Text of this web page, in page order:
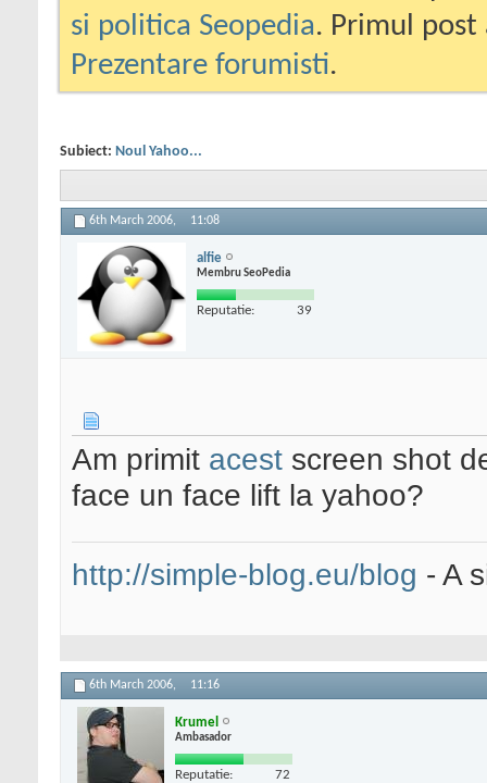
si politica Seopedia. Primul
Prezentare forumisti.
Subiect: Noul Yahoo...
6th March 2006, 11:08
alfie
Membru SeoPedia
Reputatie: 39
Am primit acest screen shot
face un face lift la yahoo?
http://simple-blog.eu/blog - A
6th March 2006, 11:16
Krumel
Ambasador
Reputatie: 72